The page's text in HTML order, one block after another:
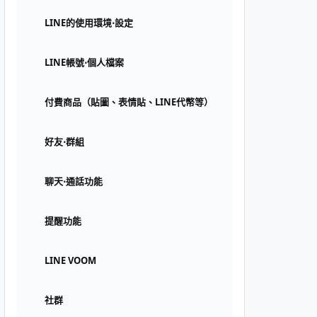
LINE的使用環境⋅設定
LINE帳號⋅個人檔案
付費商品（貼圖、表情貼、LINE代幣等）
好友⋅群組
聊天⋅通話功能
提醒功能
LINE VOOM
社群